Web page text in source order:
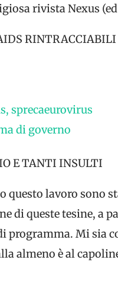
rivista Nexus
RINTRACCIABILI
sprecaeurovirus
di governo
E TANTI INSULTI
lavoro sono
di queste tesine, a
Mi sia
almeno è al